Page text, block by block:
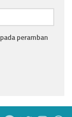
peramban